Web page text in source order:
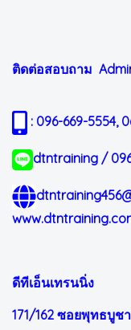
ติดต่อสอบถาม
: 096-669-5554,
dtntraining /
ดีทีเอ็นเทรนนิ่ง
171/162 ซอยพุทธบูช